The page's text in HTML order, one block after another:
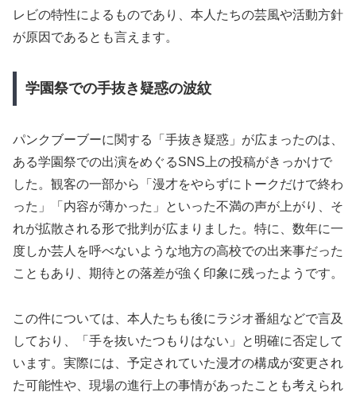
レビの特性によるものであり、本人たちの芸風や活動方針
が原因であるとも言えます。
学園祭での手抜き疑惑の波紋
パンクブーブーに関する「手抜き疑惑」が広まったのは、
ある学園祭での出演をめぐるSNS上の投稿がきっかけで
した。観客の一部から「漫才をやらずにトークだけで終わ
った」「内容が薄かった」といった不満の声が上がり、そ
れが拡散される形で批判が広まりました。特に、数年に一
度しか芸人を呼べないような地方の高校での出来事だった
こともあり、期待との落差が強く印象に残ったようです。
この件については、本人たちも後にラジオ番組などで言及
しており、「手を抜いたつもりはない」と明確に否定して
います。実際には、予定されていた漫才の構成が変更され
た可能性や、現場の進行上の事情があったことも考えられ